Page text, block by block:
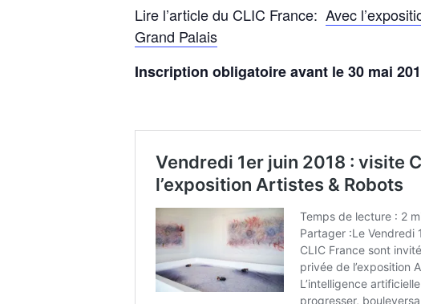
Lire l’article du CLIC France: Avec
Grand Palais
Inscription obligatoire avant le 30 mai